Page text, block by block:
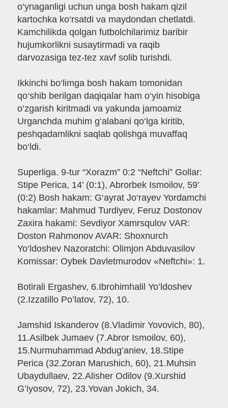
o‘ynaganligi uchun unga bosh hakam qizil
kartochka ko‘rsatdi va maydondan chetlatdi.
Kamchilikda qolgan futbolchilarimiz baribir
hujumkorlikni susaytirmadi va raqib
darvozasiga tez-tez xavf solib turishdi.
Ikkinchi bo‘limga bosh hakam tomonidan
qo‘shib berilgan daqiqalar ham o‘yin hisobiga
o‘zgarish kiritmadi va yakunda jamoamiz
Urganchda muhim g‘alabani qo‘lga kiritib,
peshqadamlikni saqlab qolishga muvaffaq
bo‘ldi.
Superliga. 9-tur “Xorazm” 0:2 “Neftchi” Gollar:
Stipe Perica, 14’ (0:1), Abrorbek Ismoilov, 59’
(0:2) Bosh hakam: G‘ayrat Jo‘rayev Yordamchi
hakamlar: Mahmud Turdiyev, Feruz Dostonov
Zaxira hakami: Sevdiyor Xamrsqulov VAR:
Doston Rahmonov AVAR: Shoxnurch
Yo‘ldoshev Nazoratchi: Olimjon Abduvasilov
Komissar: Oybek Davletmurodov «Neftchi»: 1.
Botirali Ergashev, 6.Ibrohimhalil Yo’ldoshev
(2.Izzatillo Po’latov, 72), 10.
Jamshid Iskanderov (8.Vladimir Yovovich, 80),
11.Asilbek Jumaev (7.Abror Ismoilov, 60),
15.Nurmuhammad Abdug’aniev, 18.Stipe
Perica (32.Zoran Marushich, 60), 21.Muhsin
Ubaydullaev, 22.Alisher Odilov (9.Xurshid
G’iyosov, 72), 23.Yovan Jokich, 34.